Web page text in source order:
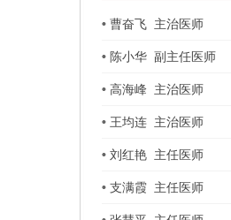
曹奋飞 主治医师
陈小华 副主任医师
高海峰 主治医师
王均连 主治医师
刘红艳 主任医师
支满霞 主任医师